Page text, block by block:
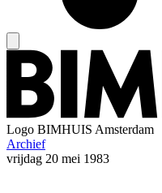
Logo BIMHUIS Amsterdam
Archief
vrijdag 20 mei 1983